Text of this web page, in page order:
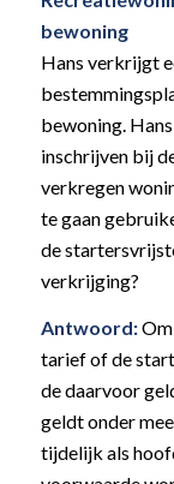
bewoning
Hans verkrijgt
bewoning.
inschrijven bij
verkregen
te gaan
de
verkrijging?
Antwoord:Om
tarief of de
de daarvoor
geldt onder
tijdelijk als